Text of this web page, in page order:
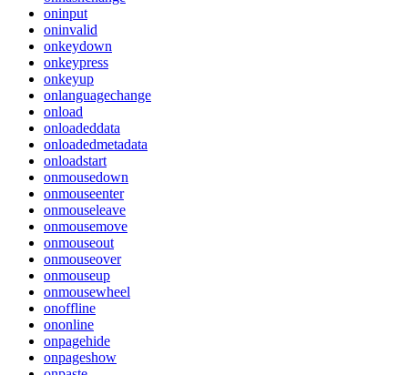
oninput
oninvalid
onkeydown
onkeypress
onkeyup
onlanguagechange
onload
onloadeddata
onloadedmetadata
onloadstart
onmousedown
onmouseenter
onmouseleave
onmousemove
onmouseout
onmouseover
onmouseup
onmousewheel
onoffline
ononline
onpagehide
onpageshow